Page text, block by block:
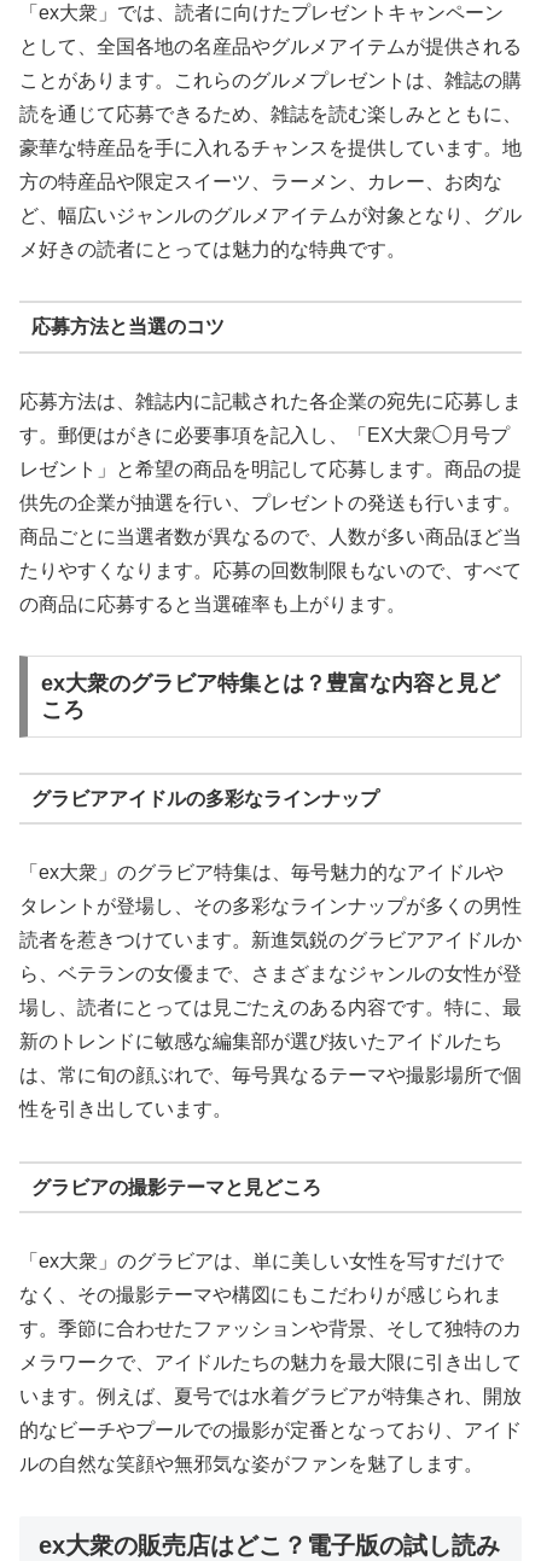
「ex大衆」では、読者に向けたプレゼントキャンペーン
として、全国各地の名産品やグルメアイテムが提供される
ことがあります。これらのグルメプレゼントは、雑誌の購
読を通じて応募できるため、雑誌を読む楽しみとともに、
豪華な特産品を手に入れるチャンスを提供しています。地
方の特産品や限定スイーツ、ラーメン、カレー、お肉な
ど、幅広いジャンルのグルメアイテムが対象となり、グル
メ好きの読者にとっては魅力的な特典です。
応募方法と当選のコツ
応募方法は、雑誌内に記載された各企業の宛先に応募しま
す。郵便はがきに必要事項を記入し、「EX大衆◯月号プ
レゼント」と希望の商品を明記して応募します。商品の提
供先の企業が抽選を行い、プレゼントの発送も行います。
商品ごとに当選者数が異なるので、人数が多い商品ほど当
たりやすくなります。応募の回数制限もないので、すべて
の商品に応募すると当選確率も上がります。
ex大衆のグラビア特集とは？豊富な内容と見ど
ころ
グラビアアイドルの多彩なラインナップ
「ex大衆」のグラビア特集は、毎号魅力的なアイドルや
タレントが登場し、その多彩なラインナップが多くの男性
読者を惹きつけています。新進気鋭のグラビアアイドルか
ら、ベテランの女優まで、さまざまなジャンルの女性が登
場し、読者にとっては見ごたえのある内容です。特に、最
新のトレンドに敏感な編集部が選び抜いたアイドルたち
は、常に旬の顔ぶれで、毎号異なるテーマや撮影場所で個
性を引き出しています。
グラビアの撮影テーマと見どころ
「ex大衆」のグラビアは、単に美しい女性を写すだけで
なく、その撮影テーマや構図にもこだわりが感じられま
す。季節に合わせたファッションや背景、そして独特のカ
メラワークで、アイドルたちの魅力を最大限に引き出して
います。例えば、夏号では水着グラビアが特集され、開放
的なビーチやプールでの撮影が定番となっており、アイド
ルの自然な笑顔や無邪気な姿がファンを魅了します。
ex大衆の販売店はどこ？電子版の試し読み